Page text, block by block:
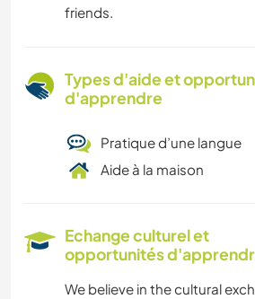
friends.
Types d'aide et
d'apprendre
Pratique d’une langue
Aide à la maison
Echange culturel et
opportunités
We believe in the cultural